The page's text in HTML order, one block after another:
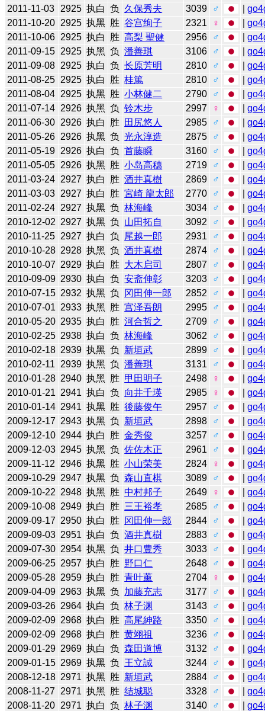
2011-11-03
2925 执白 负 久保秀夫 3039 ♂ |
2011-10-20 2925 执黑 胜 谷宫绚子 2321 ♀ |
2011-10-06 2925 执白 胜 高梨 聖健 2956 ♂ |
2011-09-15 2925 执黑 负 潘善琪 3106 ♂ |
2011-09-08 2925 执白 负 长原芳明 2810 ♂ |
2011-08-25 2925 执白 胜 桂篤 2810 ♂ |
2011-08-04 2925 执黑 胜 小林健二 2790 ♂ |
2011-07-14 2926 执黑 负 铃木步 2997 ♀ |
2011-06-30 2926 执白 胜 田尻悠人 2985 ♂ |
2011-05-26 2926 执黑 负 光永淳造 2875 ♂ |
2011-05-19 2926 执白 负 首藤瞬 3160 ♂ |
2011-05-05 2926 执黑 胜 小岛高穗 2719 ♂ |
2011-03-24 2927 执白 胜 酒井真樹 2869 ♂ |
2011-03-03 2927 执白 胜 宮崎 龍太郎 2770 ♂ |
2011-02-24 2927 执黑 负 林海峰 3034 ♂ |
2010-12-02 2927 执黑 负 山田拓自 3092 ♂ |
2010-11-25 2927 执白 负 尾越一郎 2931 ♂ |
2010-10-28 2928 执黑 负 酒井真樹 2874 ♂ |
2010-10-07 2929 执白 胜 大木启司 2807 ♂ |
2010-09-09 2930 执白 负 安斋伸彰 3203 ♂ |
2010-07-15 2932 执黑 负 冈田伸一郎 2852 ♂ |
2010-07-01 2933 执黑 胜 宫泽吾朗 2995 ♂ |
2010-05-20 2935 执白 胜 河合哲之 2709 ♂ |
2010-02-25 2938 执白 负 林海峰 3062 ♂ |
2010-02-18 2939 执黑 负 新垣武 2899 ♂ |
2010-02-11
2939 执黑 负 潘善琪 3131 ♂ |
2010-01-28 2940 执黑 胜 甲田明子 2498 ♀ |
2010-01-21 2941 执白 负 向井千瑛 2985 ♀ |
2010-01-14 2941 执黑 胜 後藤俊午 2957 ♂ |
2009-12-17 2943 执黑 负 新垣武 2898 ♂ |
2009-12-10 2944 执白 胜 金秀俊 3257 ♂ |
2009-12-03 2945 执黑 负 佐佐木正 2961 ♂ |
2009-11-12
2946 执黑 胜 小山荣美 2824 ♀ |
2009-10-29 2947 执黑 负 森山直棋 3089 ♂ |
2009-10-22 2948 执黑 胜 中村邦子 2649 ♀ |
2009-10-08 2949 执白 胜 三王裕孝 2685 ♂ |
2009-09-17 2950 执白 胜 冈田伸一郎 2844 ♂ |
2009-09-03 2951 执白 负 酒井真樹 2883 ♂ |
2009-07-30 2954 执黑 负 井口豊秀 3033 ♂ |
2009-06-25 2957 执白 胜 野口仁 2648 ♂ |
2009-05-28 2959 执白 胜 青叶薰 2704 ♀ |
2009-04-09 2963 执黑 负 加藤充志 3177 ♂ |
2009-03-26 2964 执白 负 林子渊 3143 ♂ |
2009-02-09 2968 执白 胜 高尾紳路 3350 ♂ |
2009-02-09 2968 执白 胜 黄翊祖 3236 ♂ |
2009-01-29 2969 执白 负 森田道博 3132 ♂ |
2009-01-15 2969 执黑 负 王立誠 3244 ♂ |
2008-12-18 2971 执黑 胜 新垣武 2884 ♂ |
2008-11-27
2971 执黑 胜 结城聪 3328 ♂ |
2008-11-20 2971 执白 负 林子渊 3140 ♂ |